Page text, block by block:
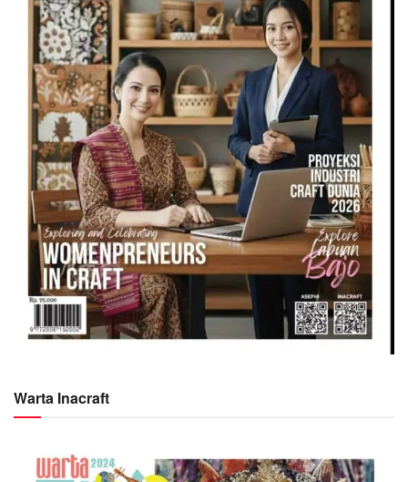
Warta Inacraft